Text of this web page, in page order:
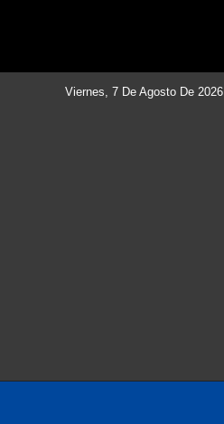
Viernes, 7 De Agosto De 2026